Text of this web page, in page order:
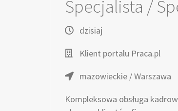
dzisiaj
Klient portalu Praca.pl
mazowieckie / Warszawa
Kompleksowa obsługa